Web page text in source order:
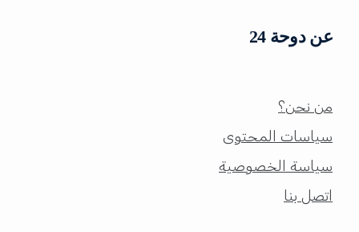
عن دوحة 24
من نحن؟
سياسات المحتوى
سياسة الخصوصية
اتصل بنا